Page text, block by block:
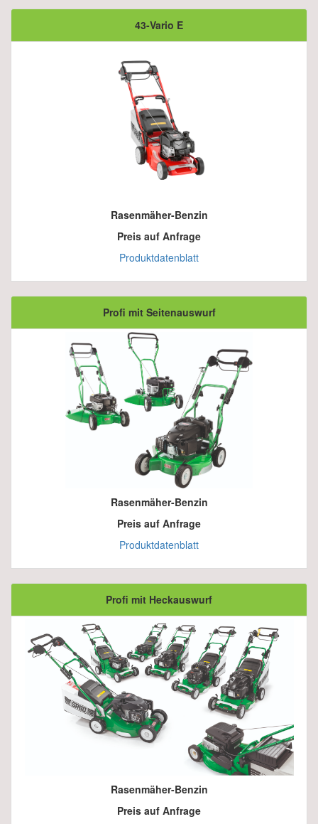
43-Vario E
Rasenmäher-Benzin
Preis auf Anfrage
Produktdatenblatt
Profi mit Seitenauswurf
Rasenmäher-Benzin
Preis auf Anfrage
Produktdatenblatt
Profi mit Heckauswurf
Rasenmäher-Benzin
Preis auf Anfrage